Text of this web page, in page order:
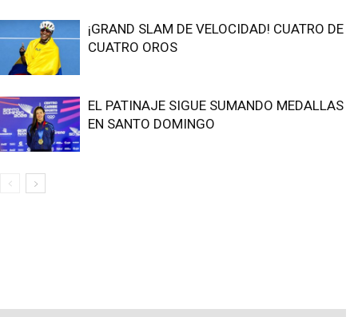
¡GRAND SLAM DE VELOCIDAD! CUATRO DE
CUATRO OROS
EL PATINAJE SIGUE SUMANDO MEDALLAS
EN SANTO DOMINGO